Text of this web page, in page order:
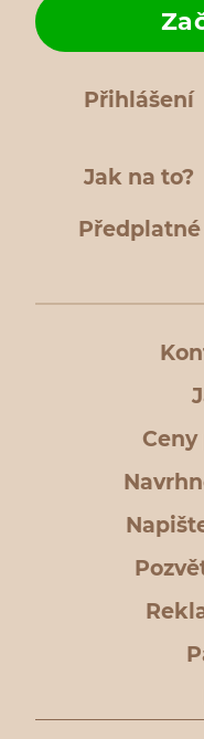
Přihlášení
Jak na to?
Předplatné